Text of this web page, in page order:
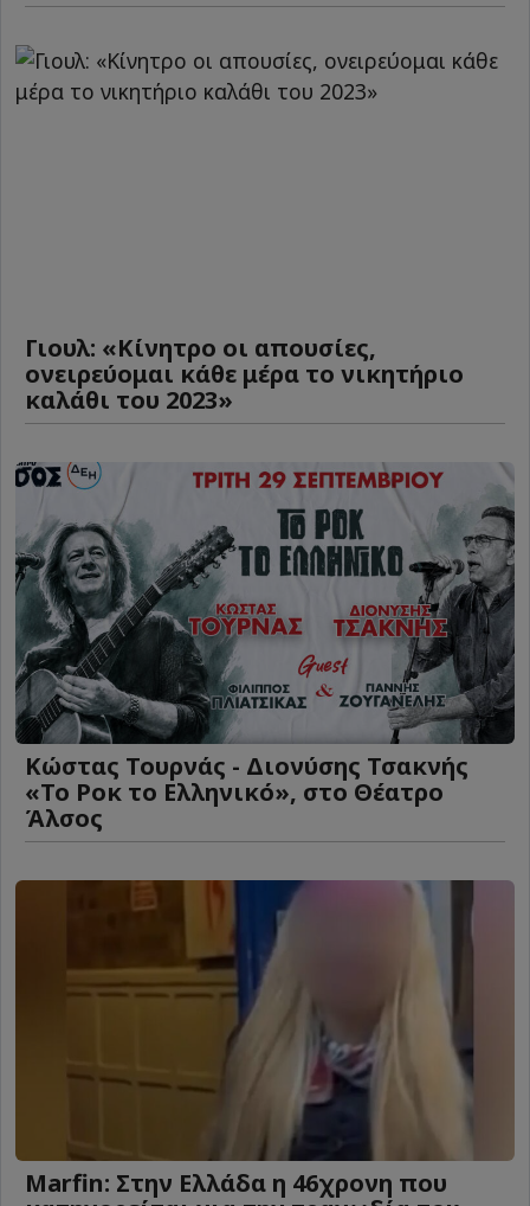
Γιουλ: «Κίνητρο οι απουσίες,
ονειρεύομαι κάθε μέρα το νικητήριο
καλάθι του 2023»
Κώστας Τουρνάς - Διονύσης Τσακνής
«Το Ροκ το Ελληνικό», στο Θέατρο
Άλσος
Marfin: Στην Ελλάδα η 46χρονη που